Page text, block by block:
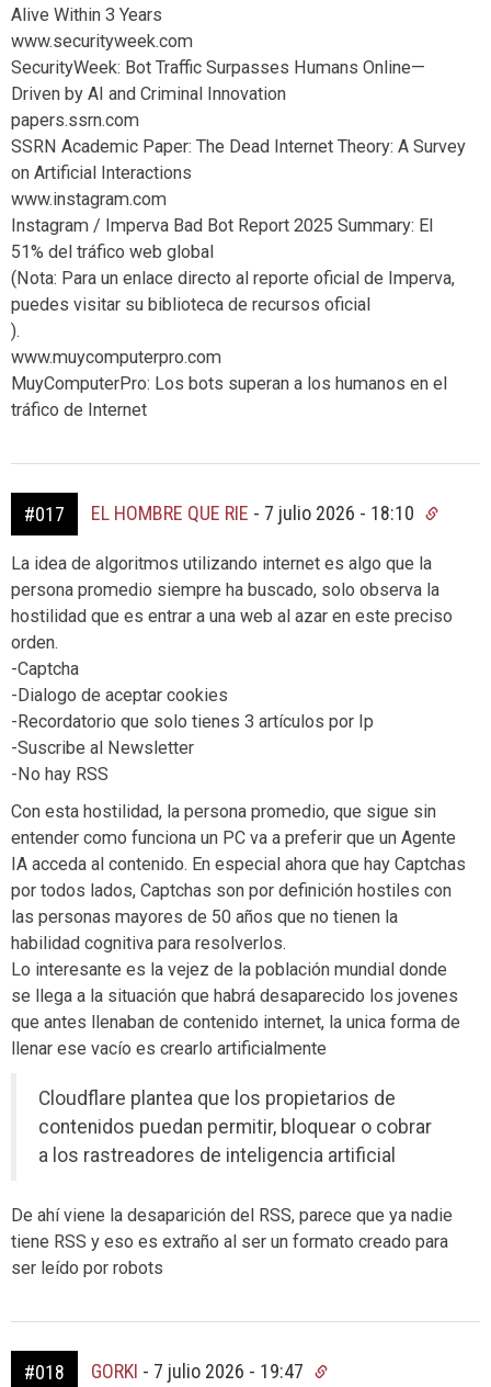
Alive Within 3 Years
www.securityweek.com
SecurityWeek: Bot Traffic Surpasses Humans Online—
Driven by AI and Criminal Innovation
papers.ssrn.com
SSRN Academic Paper: The Dead Internet Theory: A Survey
on Artificial Interactions
www.instagram.com
Instagram / Imperva Bad Bot Report 2025 Summary: El
51% del tráfico web global
(Nota: Para un enlace directo al reporte oficial de Imperva,
puedes visitar su biblioteca de recursos oficial
).
www.muycomputerpro.com
MuyComputerPro: Los bots superan a los humanos en el
tráfico de Internet
#017 EL HOMBRE QUE RIE - 7 julio 2026 - 18:10
La idea de algoritmos utilizando internet es algo que la
persona promedio siempre ha buscado, solo observa la
hostilidad que es entrar a una web al azar en este preciso
orden.
-Captcha
-Dialogo de aceptar cookies
-Recordatorio que solo tienes 3 artículos por Ip
-Suscribe al Newsletter
-No hay RSS
Con esta hostilidad, la persona promedio, que sigue sin
entender como funciona un PC va a preferir que un Agente
IA acceda al contenido. En especial ahora que hay Captchas
por todos lados, Captchas son por definición hostiles con
las personas mayores de 50 años que no tienen la
habilidad cognitiva para resolverlos.
Lo interesante es la vejez de la población mundial donde
se llega a la situación que habrá desaparecido los jovenes
que antes llenaban de contenido internet, la unica forma de
llenar ese vacío es crearlo artificialmente
Cloudflare plantea que los propietarios de
contenidos puedan permitir, bloquear o cobrar
a los rastreadores de inteligencia artificial
De ahí viene la desaparición del RSS, parece que ya nadie
tiene RSS y eso es extraño al ser un formato creado para
ser leído por robots
#018 GORKI - 7 julio 2026 - 19:47